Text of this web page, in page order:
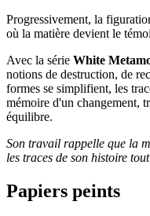
Progressivement, la
où la matière devient le
Avec la série White
notions de destruction, de
formes se simplifient, les
mémoire d'un changement,
équilibre.
Son travail rappelle que la
les traces de son histoire
Papiers peints